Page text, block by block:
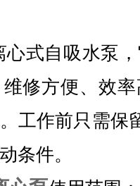
心式自吸水泵
修方便、效
工作前只需保
条件。